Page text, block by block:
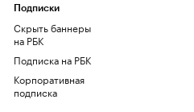
Подписки
Скрыть баннеры
на РБК
Подписка на РБК
Корпоративная
подписка